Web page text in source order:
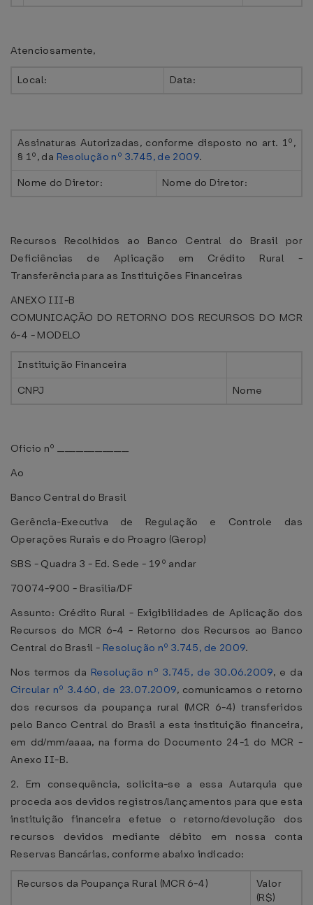
Atenciosamente,
Local: Data:
Assinaturas Autorizadas, conforme disposto no art. 1º,
§ 1º, da Resolução nº 3.745, de 2009.
Nome do Diretor:
Nome do Diretor:
Recursos Recolhidos ao Banco Central do Brasil por
Deficiências de Aplicação em Crédito Rural -
Transferência para as Instituições Financeiras
ANEXO III-B
COMUNICAÇÃO DO RETORNO DOS RECURSOS DO MCR
6-4 - MODELO
Instituição Financeira
CNPJ
Nome
Oficio nº ___________________
Ao
Banco Central do Brasil
Gerência-Executiva de Regulação e Controle das
Operações Rurais e do Proagro (Gerop)
SBS - Quadra 3 - Ed. Sede - 19º andar
70074-900 - Brasília/DF
Assunto: Crédito Rural - Exigibilidades de Aplicação dos
Recursos do MCR 6-4 - Retorno dos Recursos ao Banco
Central do Brasil - Resolução nº 3.745, de 2009.
Nos termos da Resolução nº 3.745, de 30.06.2009, e da
Circular nº 3.460, de 23.07.2009, comunicamos o retorno
dos recursos da poupança rural (MCR 6-4) transferidos
pelo Banco Central do Brasil a esta instituição financeira,
em dd/mm/aaaa, na forma do Documento 24-1 do MCR -
Anexo II-B.
2. Em consequência, solicita-se a essa Autarquia que
proceda aos devidos registros/lançamentos para que esta
instituição financeira efetue o retorno/devolução dos
recursos devidos mediante débito em nossa conta
Reservas Bancárias, conforme abaixo indicado:
Recursos da Poupança Rural (MCR 6-4)
Valor
(R$)